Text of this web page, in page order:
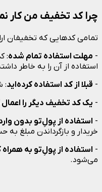
چرا کد تخفیف من کار
تمامی کدهایی که تخفیفان
- مهلت استفاده تمام شده:
استفاده از آن را به خاطر
- قبلا از کد استفاده کرده‌اید:
- یک کد تخفیف دیگر را اعمال
- استفاده از پول‌ِتو بدون
خریدار و بازگرداندن مبلغ
- استفاده از پولِ‌تو به
می‌شود.